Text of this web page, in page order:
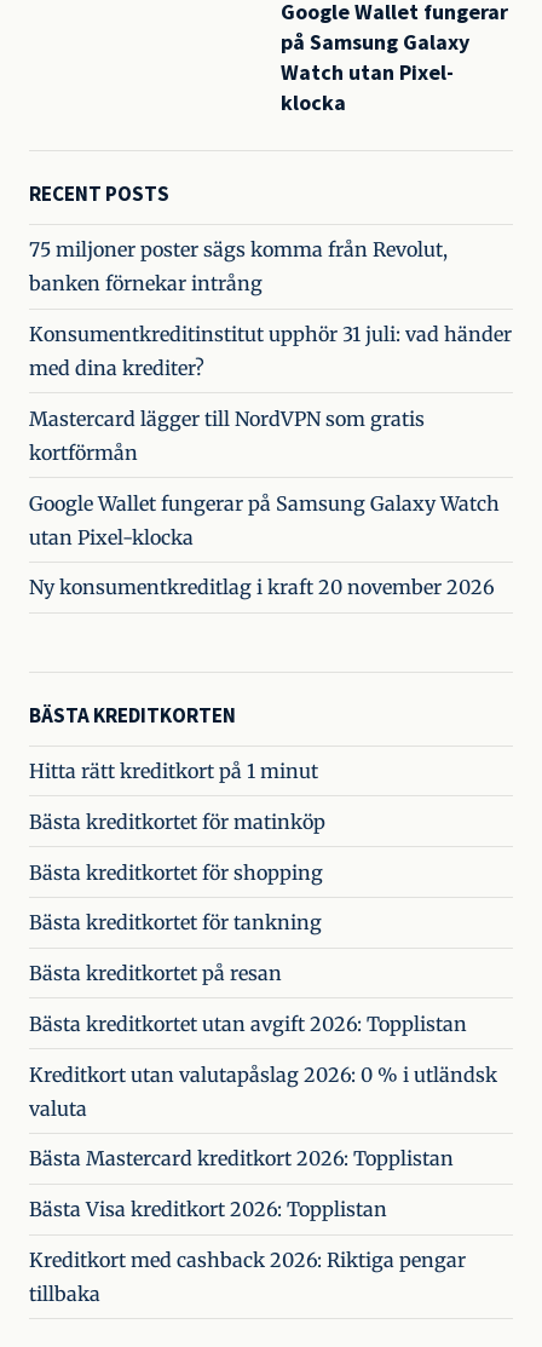
Google Wallet fungerar
på Samsung Galaxy
Watch utan Pixel-
klocka
RECENT POSTS
75 miljoner poster sägs komma från Revolut,
banken förnekar intrång
Konsumentkreditinstitut upphör 31 juli: vad händer
med dina krediter?
Mastercard lägger till NordVPN som gratis
kortförmån
Google Wallet fungerar på Samsung Galaxy Watch
utan Pixel-klocka
Ny konsumentkreditlag i kraft 20 november 2026
BÄSTA KREDITKORTEN
Hitta rätt kreditkort på 1 minut
Bästa kreditkortet för matinköp
Bästa kreditkortet för shopping
Bästa kreditkortet för tankning
Bästa kreditkortet på resan
Bästa kreditkortet utan avgift 2026: Topplistan
Kreditkort utan valutapåslag 2026: 0 % i utländsk
valuta
Bästa Mastercard kreditkort 2026: Topplistan
Bästa Visa kreditkort 2026: Topplistan
Kreditkort med cashback 2026: Riktiga pengar
tillbaka